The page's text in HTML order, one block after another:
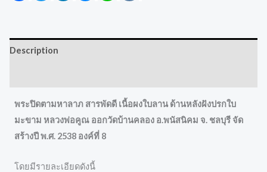
Description
พระปิดตามหาลาภ สารพัดดี เนื้อผงใบลาน ด้านหลังฝังปรกใบ
มะขาม หลวงพ่อคูณ ออกวัดบ้านคลอง อ.พนัสนิคม จ. ชลบุรี จัด
สร้างปี พ.ศ. 2538 องค์ที่ 8
โดยมีรายละเอียดดังนี้